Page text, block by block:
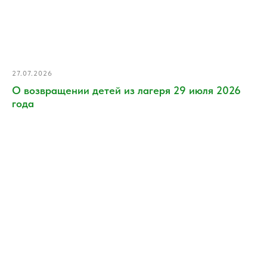
27.07.2026
О возвращении детей из лагеря 29 июля 2026
года